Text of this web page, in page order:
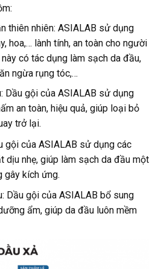
thiên nhiên: ASIALAB sử dụng
hoa,… lành tính, an toàn cho người
có tác dụng làm sạch da đầu,
ngừa rụng tóc,…
Dầu gội của ASIALAB sử dụng
an toàn, hiệu quả, giúp loại bỏ
trở lại.
gội của ASIALAB sử dụng các
dịu nhẹ, giúp làm sạch da đầu một
gây kích ứng.
Dầu gội của ASIALAB bổ sung
ẩm, giúp da đầu luôn mềm